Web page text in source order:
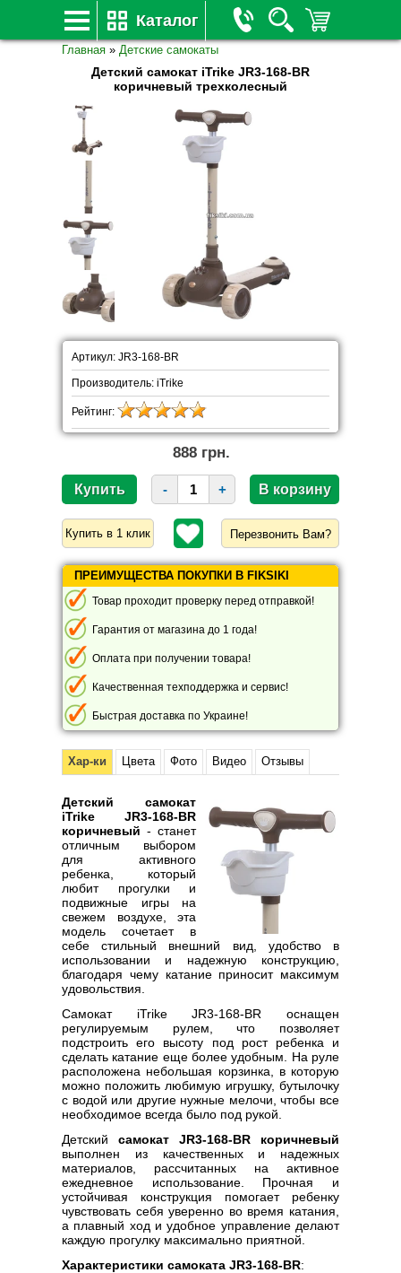
Каталог
Главная » Детские самокаты
Детский самокат iTrike JR3-168-BR
коричневый трехколесный
Артикул: JR3-168-BR
Производитель: iTrike
Рейтинг:
888 грн.
- +
Перезвонить Вам?
ПРЕИМУЩЕСТВА ПОКУПКИ В FIKSIKI
Товар проходит проверку перед отправкой!
Гарантия от магазина до 1 года!
Оплата при получении товара!
Качественная техподдержка и сервис!
Быстрая доставка по Украине!
Хар-ки Цвета Фото Видео Отзывы
Детский самокат
iTrike JR3-168-BR
коричневый - станет
отличным выбором
для активного
ребенка, который
любит прогулки и
подвижные игры на
свежем воздухе, эта
модель сочетает в
себе стильный внешний вид, удобство в
использовании и надежную конструкцию,
благодаря чему катание приносит максимум
удовольствия.
Самокат iTrike JR3-168-BR оснащен
регулируемым рулем, что позволяет
подстроить его высоту под рост ребенка и
сделать катание еще более удобным. На руле
расположена небольшая корзинка, в которую
можно положить любимую игрушку, бутылочку
с водой или другие нужные мелочи, чтобы все
необходимое всегда было под рукой.
Детский самокат JR3-168-BR коричневый
выполнен из качественных и надежных
материалов, рассчитанных на активное
ежедневное использование. Прочная и
устойчивая конструкция помогает ребенку
чувствовать себя уверенно во время катания,
а плавный ход и удобное управление делают
каждую прогулку максимально приятной.
Характеристики самоката JR3-168-BR: